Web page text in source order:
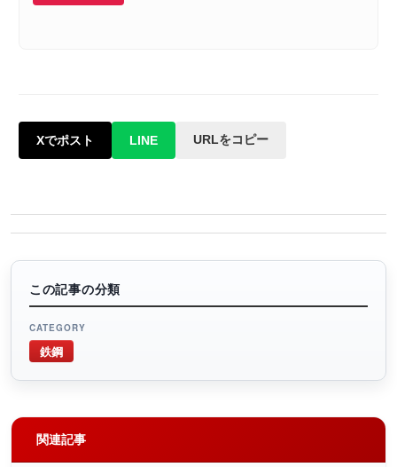
Xでポスト LINE URLをコピー
この記事の分類
CATEGORY
鉄鋼
関連記事